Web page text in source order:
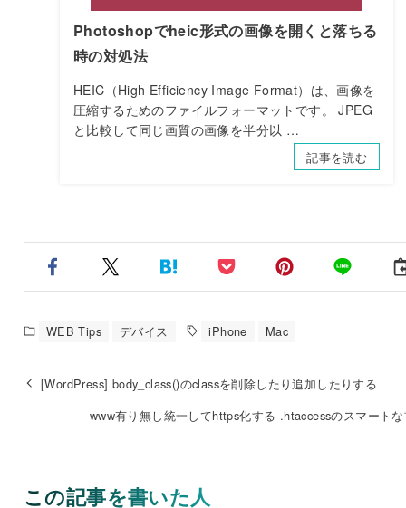
Photoshopでheic形式の画像を開くと落ちる
時の対処法
HEIC（High Efficiency Image Format）は、画像を
圧縮するためのファイルフォーマットです。 JPEG
と比較して同じ画質の画像を半分以 …
記事を読む
WEB Tips デバイス iPhone Mac
[WordPress] body_class()のclassを削除したり追加したりする
www有り無し統一してhttps化する .htaccessのスマート
この記事を書いた人